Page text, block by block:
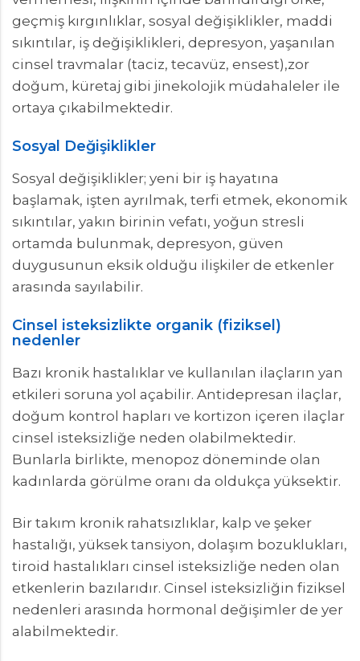
geçmiş kırgınlıklar, sosyal değişiklikler, maddi
sıkıntılar, iş değişiklikleri, depresyon, yaşanılan
cinsel travmalar (taciz, tecavüz, ensest),zor
doğum, küretaj gibi jinekolojik müdahaleler ile
ortaya çıkabilmektedir.
Sosyal Değişiklikler
Sosyal değişiklikler; yeni bir iş hayatına
başlamak, işten ayrılmak, terfi etmek, ekonomik
sıkıntılar, yakın birinin vefatı, yoğun stresli
ortamda bulunmak, depresyon, güven
duygusunun eksik olduğu ilişkiler de etkenler
arasında sayılabilir.
Cinsel isteksizlikte organik (fiziksel)
nedenler
Bazı kronik hastalıklar ve kullanılan ilaçların yan
etkileri soruna yol açabilir. Antidepresan ilaçlar,
doğum kontrol hapları ve kortizon içeren ilaçlar
cinsel isteksizliğe neden olabilmektedir.
Bunlarla birlikte, menopoz döneminde olan
kadınlarda görülme oranı da oldukça yüksektir.
Bir takım kronik rahatsızlıklar, kalp ve şeker
hastalığı, yüksek tansiyon, dolaşım bozuklukları,
tiroid hastalıkları cinsel isteksizliğe neden olan
etkenlerin bazılarıdır. Cinsel isteksizliğin fiziksel
nedenleri arasında hormonal değişimler de yer
alabilmektedir.